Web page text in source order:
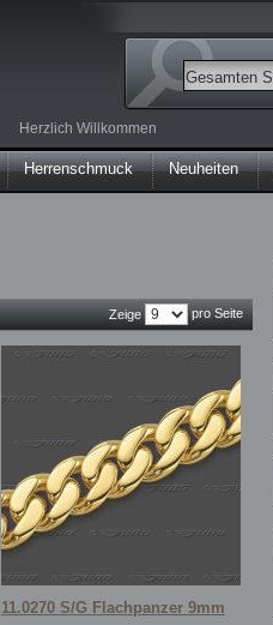
Herzlich Willkommen
Herrenschmuck Neuheiten
Zeige pro Seite
11.0270 S/G Flachpanzer 9mm